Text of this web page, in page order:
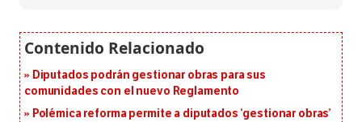
Diputados podrán gestionar obras para sus
comunidades con el nuevo Reglamento
Polémica reforma permite a diputados ‘gestionar obras’